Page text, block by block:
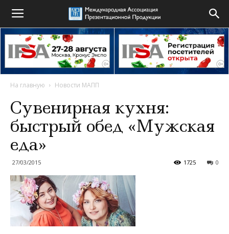
На главную Новости МАПП
Сувенирная кухня:
быстрый обед «Мужская
еда»
27/03/2015 0
1725